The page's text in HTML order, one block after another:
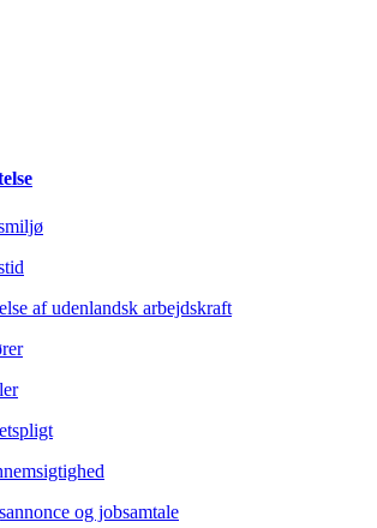
af udenlandsk arbejdskraft
og jobsamtale